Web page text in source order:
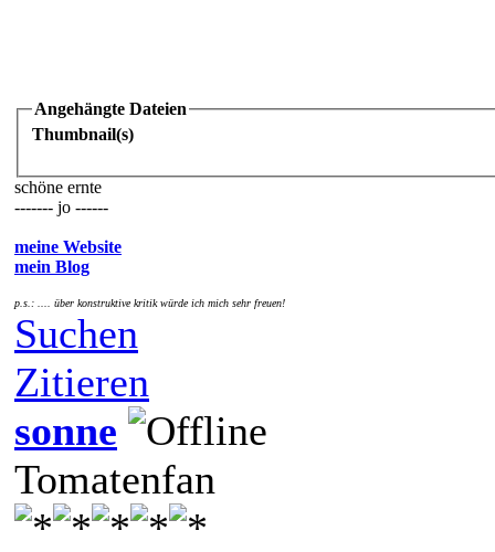
Angehängte Dateien
Thumbnail(s)
schöne ernte
------- jo ------
meine Website
mein Blog
p.s.: .... über konstruktive kritik würde ich mich sehr freuen!
Suchen
Zitieren
sonne
Tomatenfan